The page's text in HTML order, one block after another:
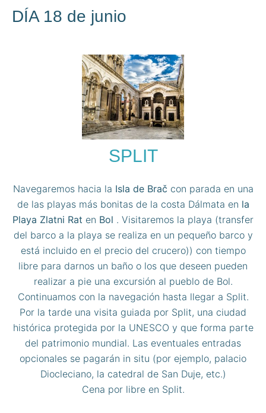
DÍA 18 de junio
SPLIT
Navegaremos hacia la Isla de Brač con parada en una
de las playas más bonitas de la costa Dálmata en la
Playa Zlatni Rat en Bol . Visitaremos la playa (transfer
del barco a la playa se realiza en un pequeño barco y
está incluido en el precio del crucero)) con tiempo
libre para darnos un baño o los que deseen pueden
realizar a pie una excursión al pueblo de Bol.
Continuamos con la navegación hasta llegar a Split.
Por la tarde una visita guiada por Split, una ciudad
histórica protegida por la UNESCO y que forma parte
del patrimonio mundial. Las eventuales entradas
opcionales se pagarán in situ (por ejemplo, palacio
Diocleciano, la catedral de San Duje, etc.)
Cena por libre en Split.